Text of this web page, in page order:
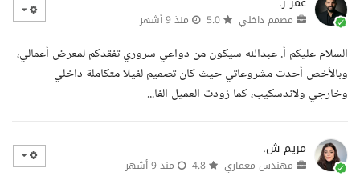
مصمم داخلي منذ 9 أشهر
السلام عليكم أ. عبدالله سيكون من دواعي سروري تفقدكم لمعرض أعمالي،
وبالأخص أحدث مشروعاتي حيث كان تصميم لفيلا متكاملة داخلي
وخارجي ولاندسكيب، كما زودت العميل الفا...
مريم ش.
مهندس معماري منذ 9 أشهر